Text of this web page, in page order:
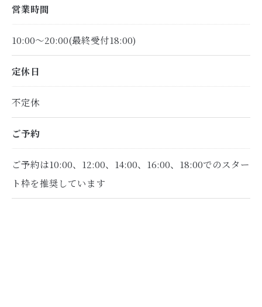
営業時間
10:00～20:00(最終受付18:00)
定休日
不定休
ご予約
ご予約は10:00、12:00、14:00、16:00、18:00でのスター
ト枠を推奨しています